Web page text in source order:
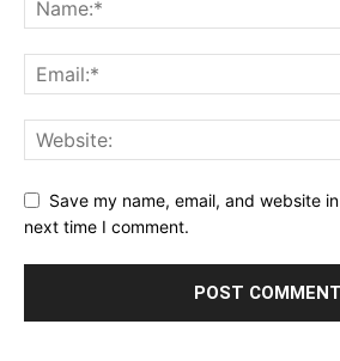
Save my name, email, and website
next time I comment.